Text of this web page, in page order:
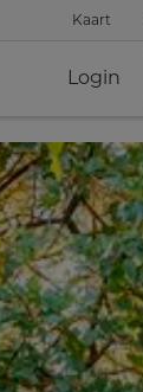
Kaart
Login